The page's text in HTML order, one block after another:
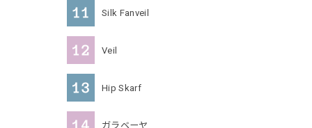
Silk Fanveil
Veil
Hip Skarf
ガラベーヤ